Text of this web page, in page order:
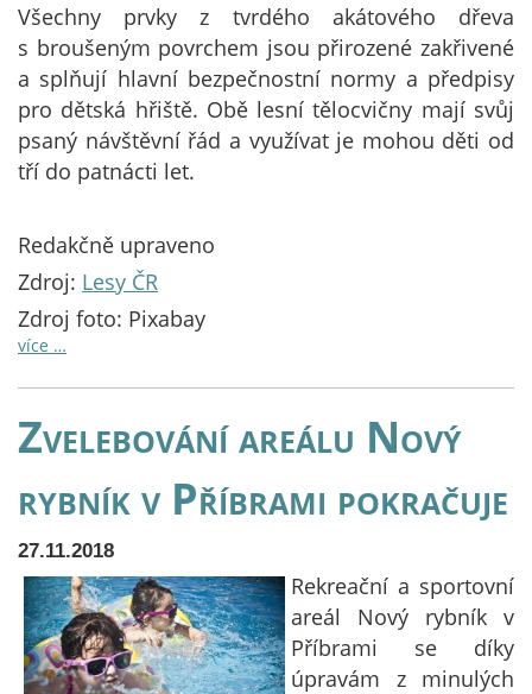
Všechny prvky z tvrdého akátového dřeva
s broušeným povrchem jsou přirozené zakřivené
a splňují hlavní bezpečnostní normy a předpisy
pro dětská hřiště. Obě lesní tělocvičny mají svůj
psaný návštěvní řád a využívat je mohou děti od
tří do patnácti let.
Redakčně upraveno
Zdroj: Lesy ČR
Zdroj foto: Pixabay
více …
Zvelebování areálu Nový
rybník v Příbrami pokračuje
27.11.2018
Rekreační a sportovní
areál Nový rybník v
Příbrami se díky
úpravám z minulých